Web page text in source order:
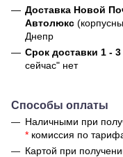
Доставка Новой
Автолюкс
Днепр
Срок доставки 1 - 3
сейчас" нет
Способы оплаты
Наличными при
* комиссия по
Картой при